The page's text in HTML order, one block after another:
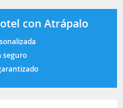
con Atrápalo
seguro